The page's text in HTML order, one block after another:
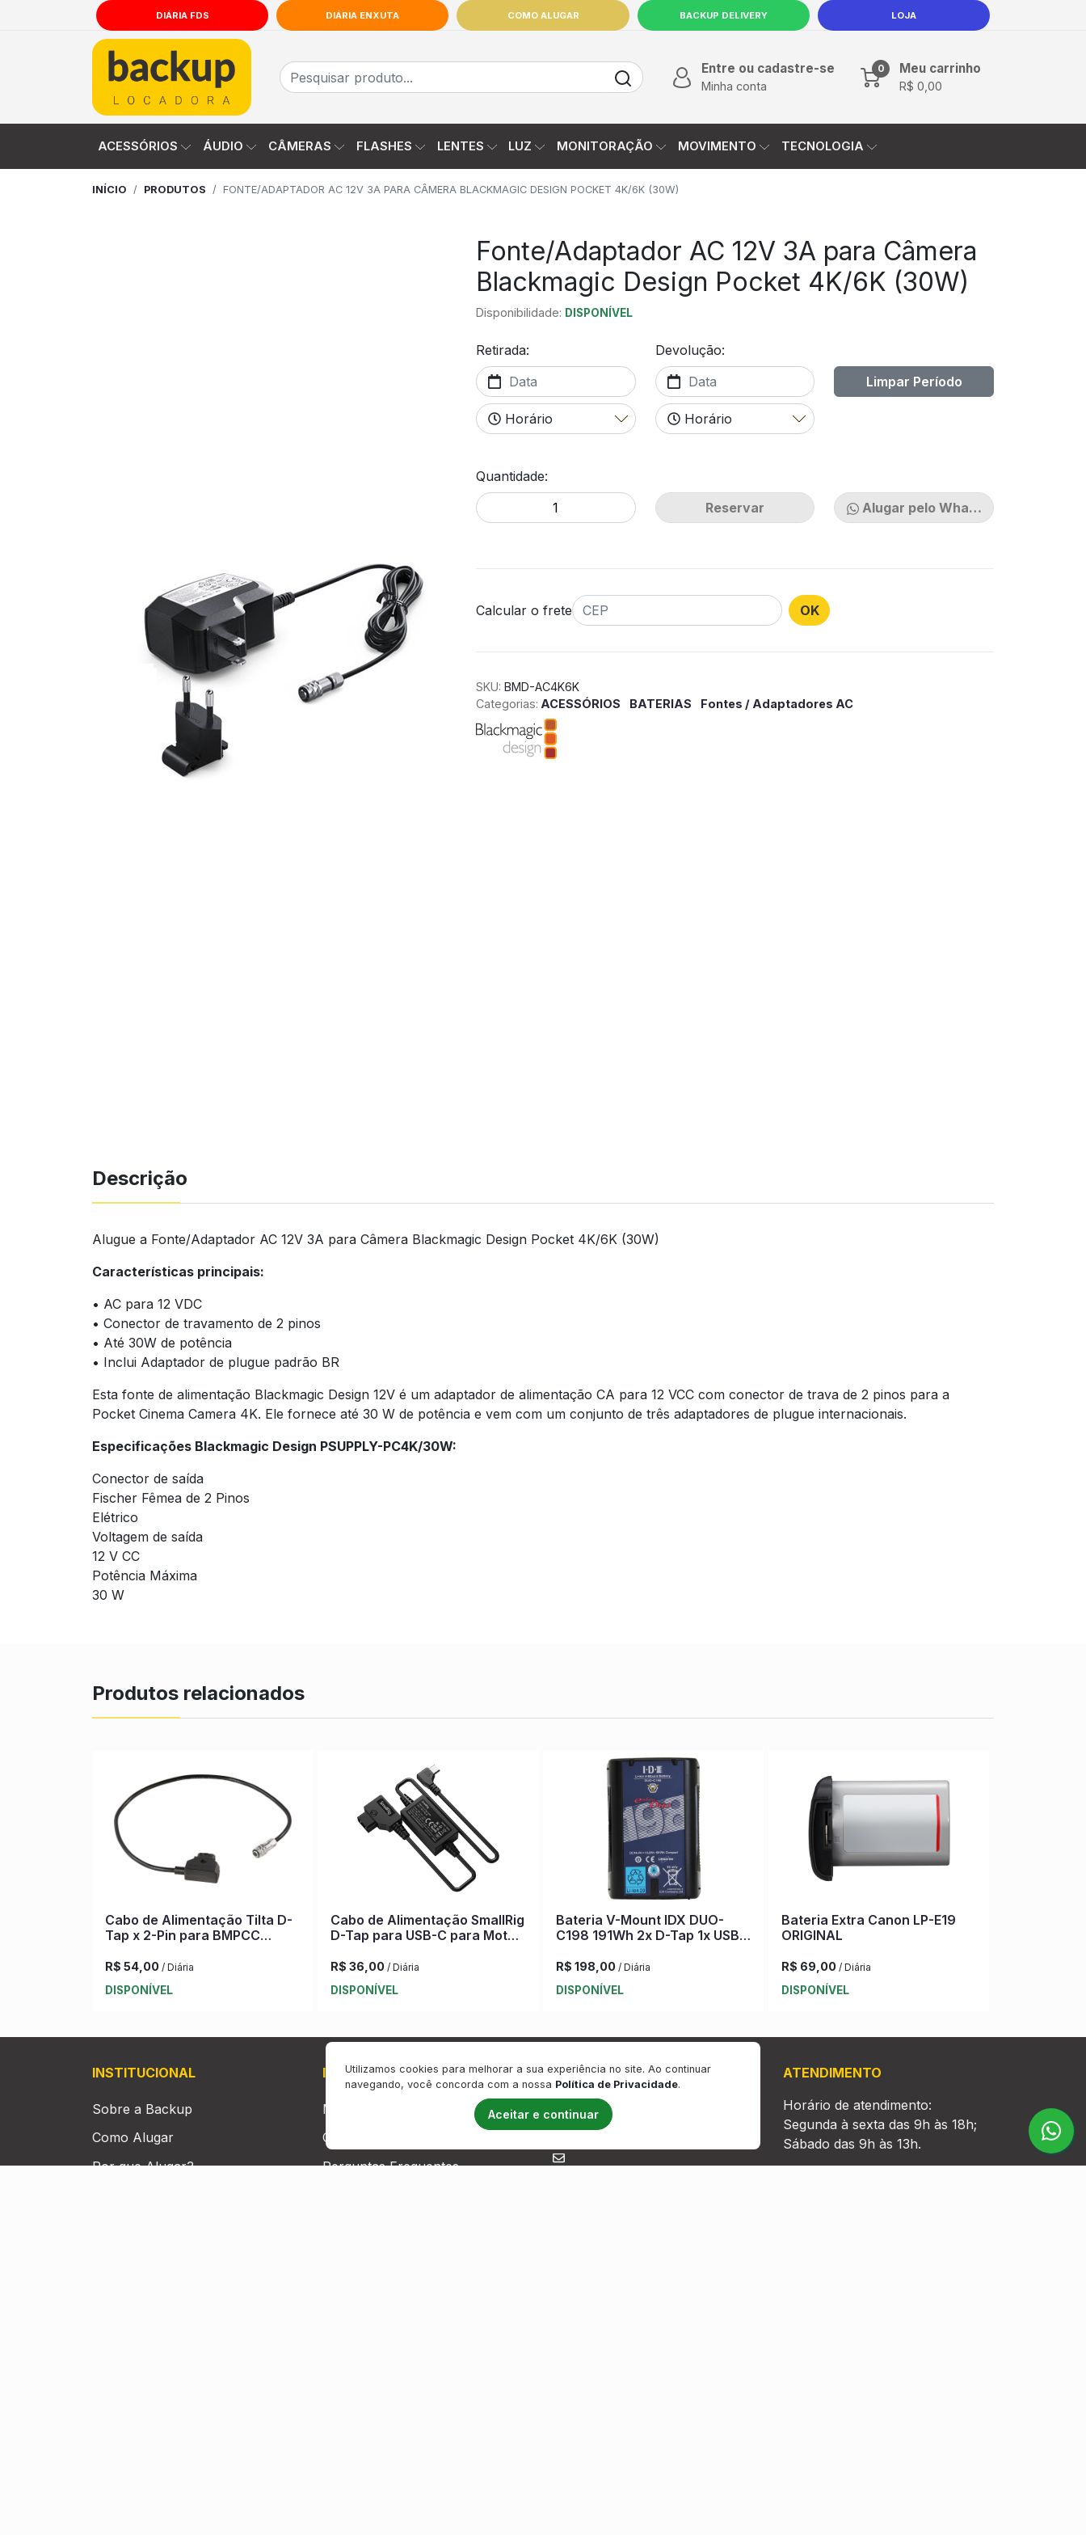
DIÁRIA FDS DIÁRIA ENXUTA COMO ALUGAR BACKUP DELIVERY LOJA
comercial@backuplocadora.com.br (51) 99925-7665 CONTATO
Entre ou cadastre-se
Minha conta
0 Meu carrinho
R$ 0,00
ACESSÓRIOS ÁUDIO CÂMERAS FLASHES LENTES LUZ MONITORAÇÃO MOVIMENTO TECNOLOGIA
INÍCIO PRODUTOS FONTE/ADAPTADOR AC 12V 3A PARA CÂMERA BLACKMAGIC DESIGN POCKET 4K/6K (30W)
Fonte/Adaptador AC 12V 3A para Câmera
Blackmagic Design Pocket 4K/6K (30W)
Disponibilidade: DISPONÍVEL
Retirada:
Devolução:
Limpar Período
Quantidade:
Reservar
Alugar pelo Whatsapp
Calcular o frete OK
SKU: BMD-AC4K6K
Categorias: ACESSÓRIOS BATERIAS Fontes / Adaptadores AC
Descrição
Alugue a Fonte/Adaptador AC 12V 3A para Câmera Blackmagic Design Pocket 4K/6K (30W)
Características principais:
• AC para 12 VDC
• Conector de travamento de 2 pinos
• Até 30W de potência
• Inclui Adaptador de plugue padrão BR
Esta fonte de alimentação Blackmagic Design 12V é um adaptador de alimentação CA para 12 VCC com conector de trava de 2 pinos para a
Pocket Cinema Camera 4K. Ele fornece até 30 W de potência e vem com um conjunto de três adaptadores de plugue internacionais.
Especificações Blackmagic Design PSUPPLY-PC4K/30W:
Conector de saída
Fischer Fêmea de 2 Pinos
Elétrico
Voltagem de saída
12 V CC
Potência Máxima
30 W
Produtos relacionados
Cabo de Alimentação Tilta D-
Tap x 2-Pin para BMPCC
R$ 54,00 / Diária
DISPONÍVEL
Cabo de Alimentação SmallRig
D-Tap para USB-C para Motor
R$ 36,00 / Diária
DISPONÍVEL
Bateria V-Mount IDX DUO-
C198 191Wh 2x D-Tap 1x USB
R$ 198,00 / Diária
DISPONÍVEL
Bateria Extra Canon LP-E19
ORIGINAL
R$ 69,00 / Diária
DISPONÍVEL
INSTITUCIONAL
Sobre a Backup
Como Alugar
Por que Alugar?
INSTITUCIONAL
Minhas Reservas
Cadastre-se
Perguntas Frequentes
FALE CONOSCO
(51) 99925-7665
(51) 99514-7665
ATENDIMENTO
Horário de atendimento:
Segunda à sexta das 9h às 18h;
Sábado das 9h às 13h.
Utilizamos cookies para melhorar a sua experiência no site. Ao continuar
navegando, você concorda com a nossa Política de Privacidade.
Aceitar e continuar